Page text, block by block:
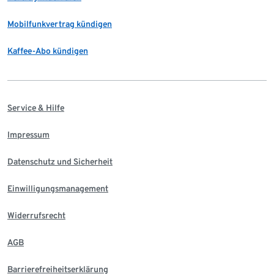
Mobilfunkvertrag kündigen
Kaffee-Abo kündigen
Service & Hilfe
Impressum
Datenschutz und Sicherheit
Einwilligungsmanagement
Widerrufsrecht
AGB
Barrierefreiheitserklärung